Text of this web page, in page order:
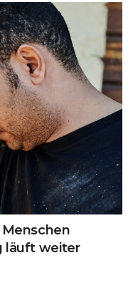
läuft weiter